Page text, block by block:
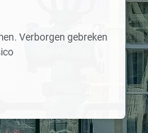
Verborgen gebreken